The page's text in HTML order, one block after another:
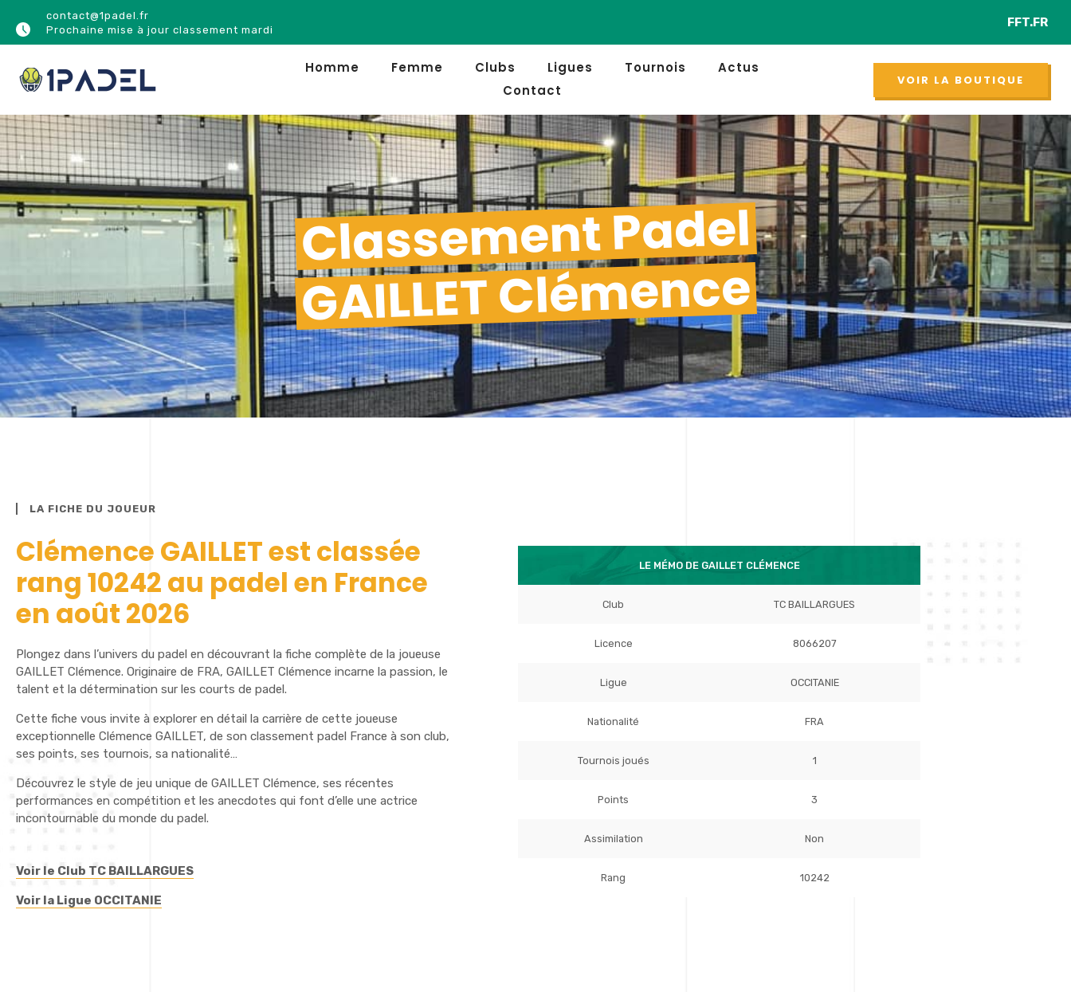
contact@1padel.fr
Prochaine mise à jour classement mardi
NOUVEAUFFT.FR
Homme Femme Clubs Ligues Tournois
Actus
Contact
VOIR LA BOUTIQUE
Classement Padel
GAILLET Clémence
LA FICHE DU JOUEUR
Clémence GAILLET est classée
rang 10242 au padel en France
en août 2026
Plongez dans l’univers du padel en découvrant la fiche complète de la joueuse
GAILLET Clémence. Originaire de FRA, GAILLET Clémence incarne la passion, le
talent et la détermination sur les courts de padel.
Cette fiche vous invite à explorer en détail la carrière de cette joueuse
exceptionnelle Clémence GAILLET, de son classement padel France à son club,
ses points, ses tournois, sa nationalité…
Découvrez le style de jeu unique de GAILLET Clémence, ses récentes
performances en compétition et les anecdotes qui font d’elle une actrice
incontournable du monde du padel.
Voir le Club TC BAILLARGUES
Voir la Ligue OCCITANIE
LE MÉMO DE GAILLET CLÉMENCE
Club TC BAILLARGUES
Licence 8066207
Ligue OCCITANIE
Nationalité FRA
Tournois joués 1
Points 3
Assimilation Non
Rang 10242